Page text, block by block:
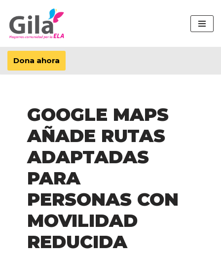
Saltar
al
contenido
Dona ahora
GOOGLE MAPS
AÑADE RUTAS
ADAPTADAS
PARA
PERSONAS CON
MOVILIDAD
REDUCIDA